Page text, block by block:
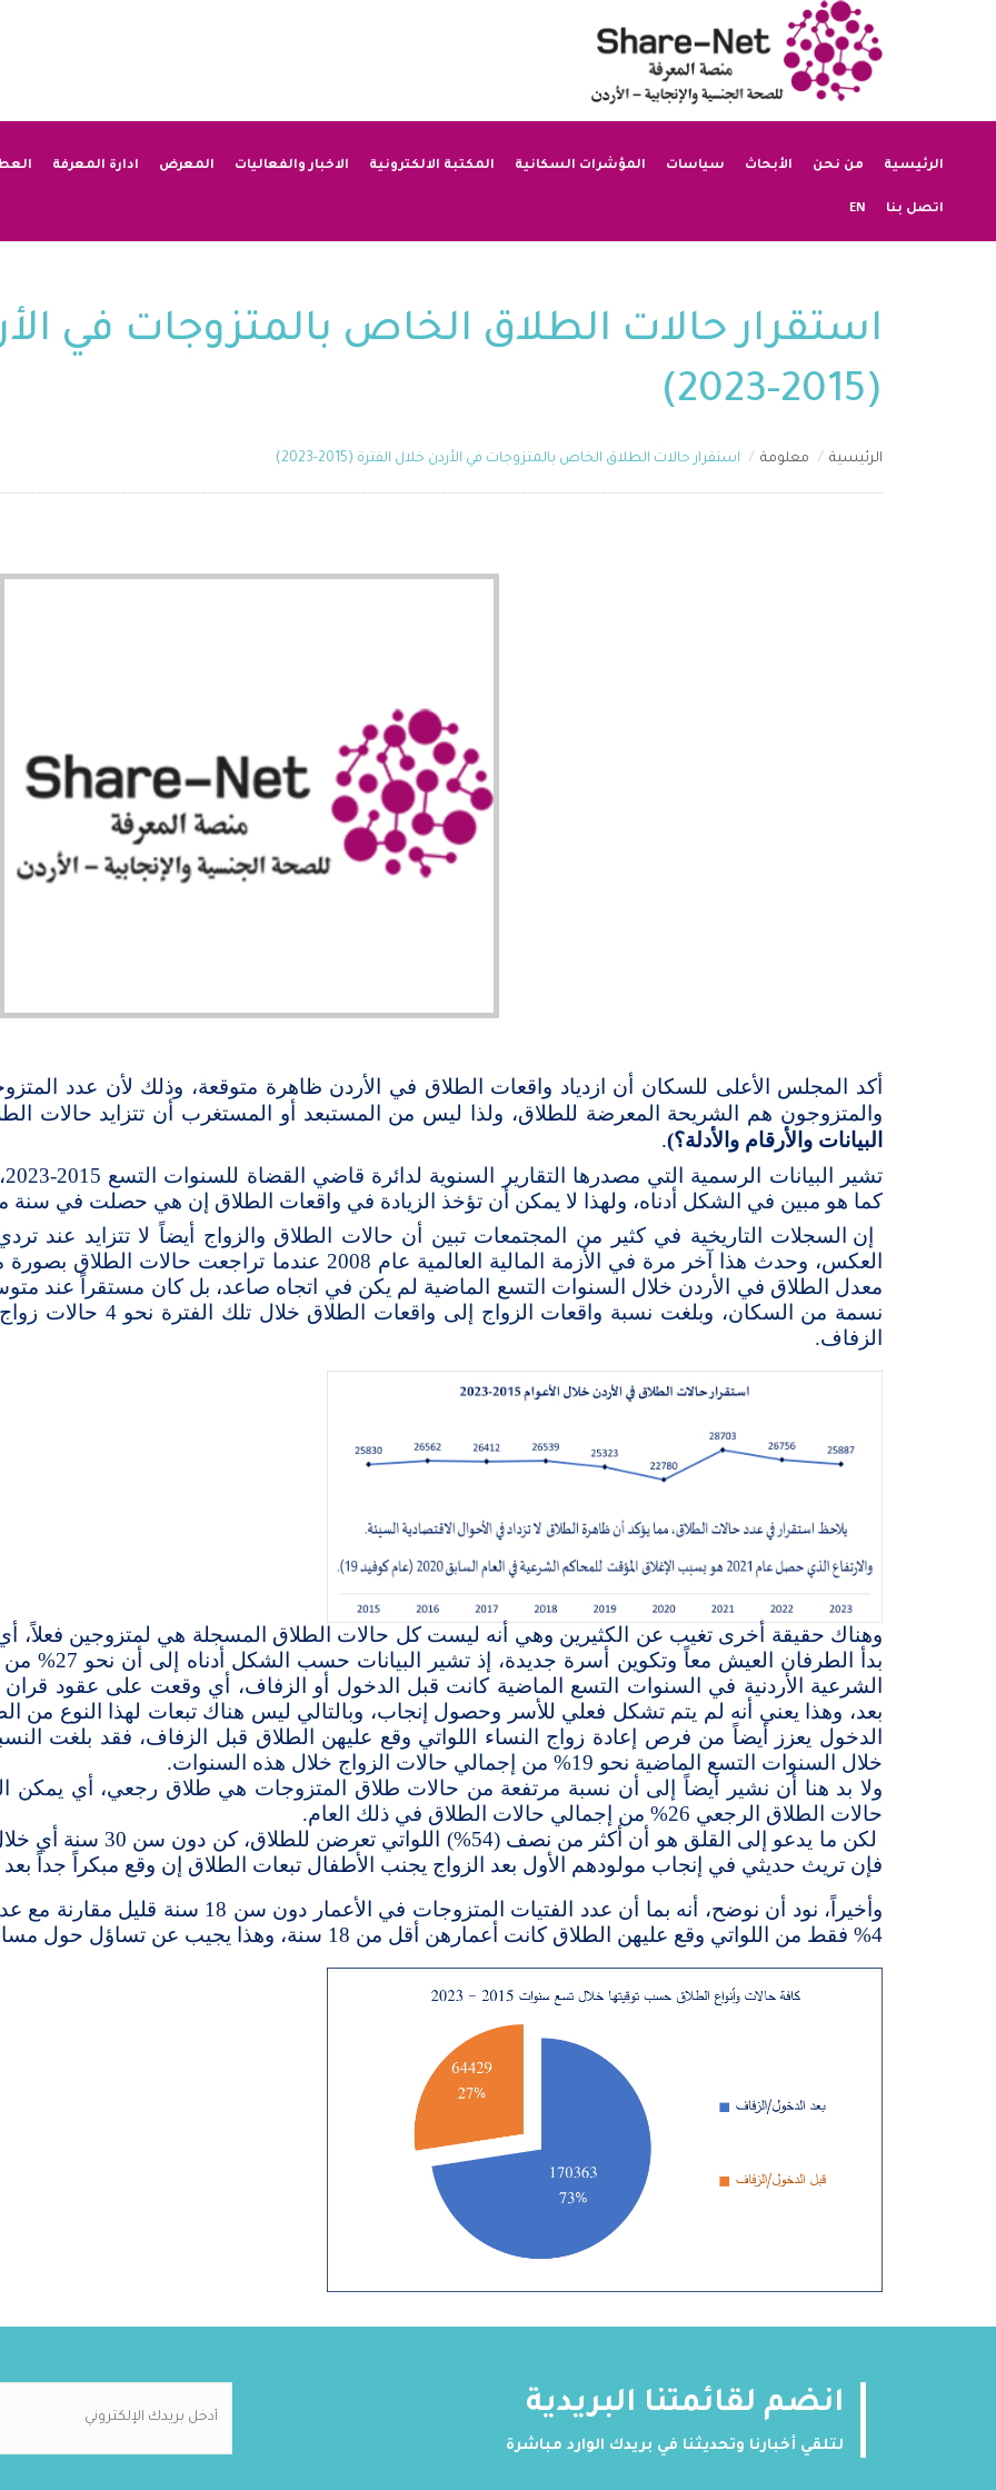
الرئيسية من نحن الأبحاث سياسات المؤشرات السكانية المكتبة الالكترونية الاخبار والفعاليات المعرض ادارة المعرفة
اتصل بنا EN
استقرار حالات الطلاق الخاص بالمتزوجات في
(2015-2023)
الرئيسية معلومة استقرار حالات الطلاق الخاص بالمتزوجات في الأردن خلال الفترة (2015-2023)
أكد المجلس الأعلى للسكان أن ازدياد واقعات الطلاق في الأردن ظاهرة متوقعة، وذلك لأن عدد
والمتزوجون هم الشريحة المعرضة للطلاق، ولذا ليس من المستبعد أو المستغرب أن تتزايد حالات
البيانات والأرقام والأدلة؟).
كما هو مبين في الشكل أدناه، ولهذا لا يمكن أن تؤخذ الزيادة في واقعات الطلاق إن هي حصلت في
إن السجلات التاريخية في كثير من المجتمعات تبين أن حالات الطلاق والزواج أيضاً لا تتزايد عند
العكس، وحدث هذا آخر مرة في الأزمة المالية العالمية عام
معدل الطلاق في الأردن خلال السنوات التسع الماضية لم يكن في اتجاه صاعد، بل كان مستقراً عند
نسمة من السكان، وبلغت
الزفاف.
وهناك حقيقة أخرى تغيب عن الكثيرين وهي أنه ليست كل حالات الطلاق المسجلة هي لمتزوجين فعلاً،
بدأ الطرفان العيش معاً وتكوين أسرة جديدة، إذ تشير البيانات حسب الشكل أدناه إلى أن نحو 27% من
الشرعية الأردنية في السنوات التسع الماضية كانت قبل الدخول أو الزفاف، أي وقعت على عقود
بعد، وهذا يعني أنه لم يتم تشكل فعلي للأسر وحصول إنجاب، وبالتالي ليس هناك تبعات لهذا النوع من
الدخول يعزز أيضاً من فرص إعادة زواج النساء اللواتي وقع عليهن الطلاق قبل الزفاف، فقد بلغت
خلال السنوات التسع الماضية نحو 19% من إجمالي حالات الزواج خلال هذه السنوات.
حالات الطلاق الرجعي 26% من إجمالي حالات الطلاق في ذلك العام.
لكن ما يدعو إلى القلق هو
أن أكثر من نصف (54%)
فإن تريث حديثي في إنجاب مولودهم الأول بعد الزواج يجنب الأطفال تبعات الطلاق إن وقع مبكراً جداً
وأخيراً، نود أن نوضح، أنه بما أن عدد الفتيات
4% فقط من اللواتي وقع عليهن الطلاق كانت أعمارهن أقل من 18 سنة، وهذا يجيب عن تساؤل حول مساهمة الزواج المبكر في حالات الطلاق.
انضم لقائمتنا البريدية
لتلقي أخبارنا وتحديثنا في بريدك الوارد مباشرة